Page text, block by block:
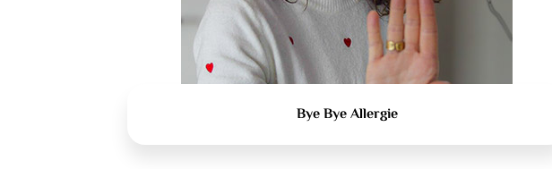
Bye Bye Allergie